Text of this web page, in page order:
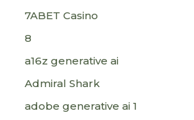
7ABET Casino
8
a16z generative ai
Admiral Shark
adobe generative ai 1